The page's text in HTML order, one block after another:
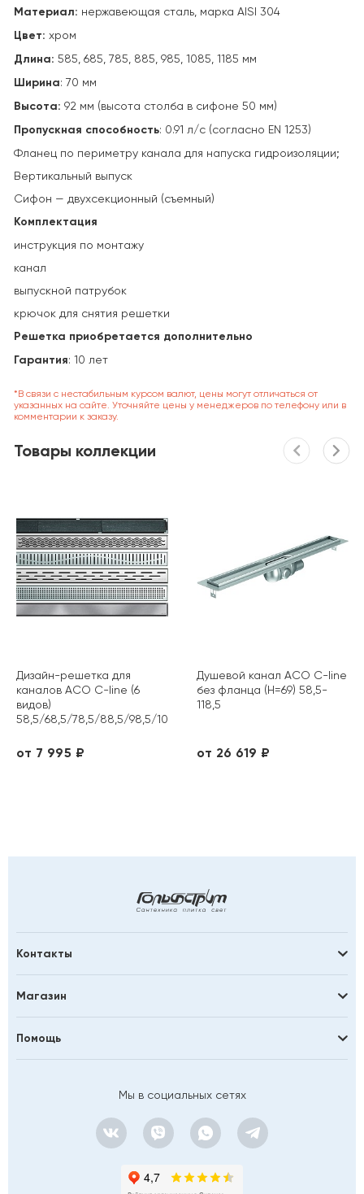
Материал: нержавеющая сталь, марка AISI 304
Цвет: хром
Длина: 585, 685, 785, 885, 985, 1085, 1185 мм
Ширина: 70 мм
Высота: 92 мм (высота столба в сифоне 50 мм)
Пропускная способность: 0.91 л/с (согласно EN 1253)
Фланец по периметру канала для напуска гидроизоляции;
Вертикальный выпуск
Cифон — двухсекционный (съемный)
Комплектация
инструкция по монтажу
канал
выпускной патрубок
крючок для снятия решетки
Решетка приобретается дополнительно
Гарантия: 10 лет
*В связи с нестабильным курсом валют, цены могут отличаться от
указанных на сайте. Уточняйте цены у менеджеров по телефону или в
комментарии к заказу.
Товары коллекции
Дизайн-решетка для
каналов ACO C-line (6
видов)
58,5/68,5/78,5/88,5/98,5/108,5/118,5
от 7 995 ₽
Душевой канал ACO C-line
без фланца (H=69) 58,5-
118,5
от 26 619 ₽
Контакты
Магазин
Помощь
Мы в социальных сетях